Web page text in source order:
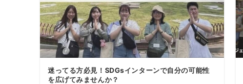
迷ってる方必見！SDGsインターンで自分の可能性
を広げてみませんか？